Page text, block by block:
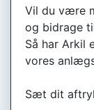
Vil du være
og bidrage
Så har Arkil
vores
Sæt dit